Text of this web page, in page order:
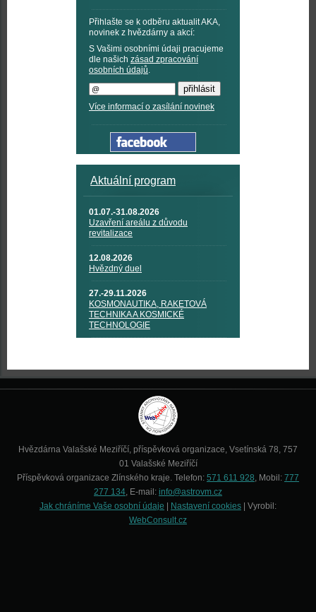
Přihlašte se k odběru aktualit AKA,
novinek z hvězdárny a akcí:
S Vašimi osobními údaji pracujeme
dle našich zásad zpracování
osobních údajů.
Více informací o zasílání novinek
Aktuální program
01.07.-31.08.2026
Uzavření areálu z důvodu
revitalizace
12.08.2026
Hvězdný duel
27.-29.11.2026
KOSMONAUTIKA, RAKETOVÁ
TECHNIKA A KOSMICKÉ
TECHNOLOGIE
Hvězdárna Valašské Meziříčí, příspěvková organizace, Vsetínská 78, 757
01 Valašské Meziříčí
Příspěvková organizace Zlínského kraje. Telefon: 571 611 928, Mobil: 777
277 134, E-mail: info@astrovm.cz
Jak chráníme Vaše osobní údaje
Nastavení cookies | Vyrobil:
WebConsult.cz